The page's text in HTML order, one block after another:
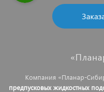
Компания «Планар-
предпусковых жидкостных